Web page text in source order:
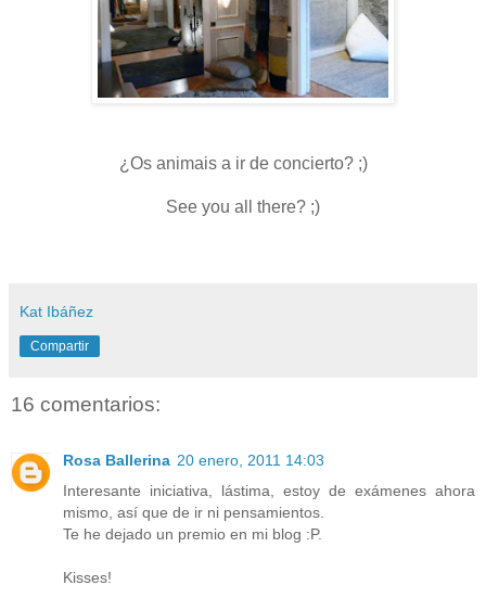
¿Os animais a ir de concierto? ;)
See you all there? ;)
Kat Ibáñez
Compartir
16 comentarios:
Rosa Ballerina 20 enero, 2011 14:03
Interesante iniciativa, lástima, estoy de exámenes ahora
mismo, así que de ir ni pensamientos.
Te he dejado un premio en mi blog :P.
Kisses!